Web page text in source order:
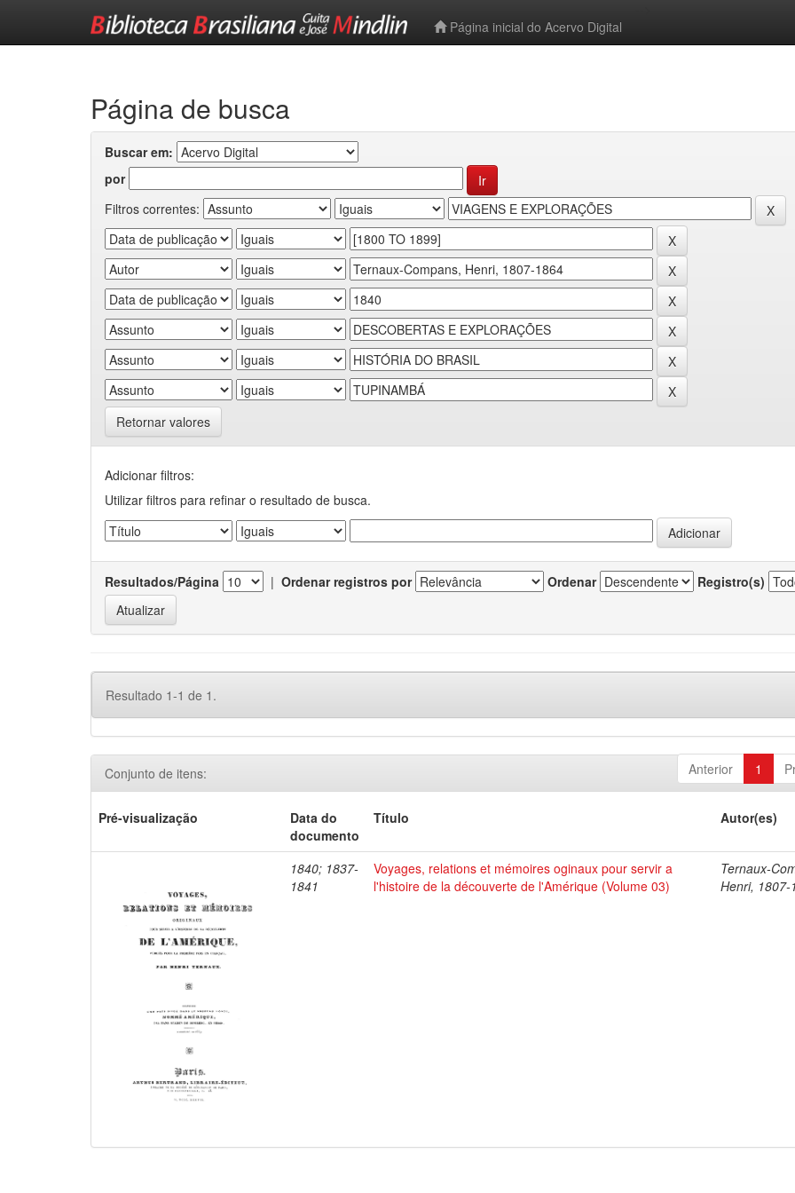
Página inicial do Acervo Digital
Página de busca
Buscar em:
por
Filtros correntes:
Retornar valores
Adicionar filtros:
Utilizar filtros para refinar o resultado de busca.
Resultados/Página | Ordenar registros por Ordenar Registro(s)
Resultado 1-1 de 1.
Anterior 1
Conjunto de itens:
Pré-visualização
Data do
documento
Título Autor(es)
1840; 1837-
1841
Voyages, relations et mémoires oginaux pour servir a
l'histoire de la découverte de l'Amérique (Volume 03)
Ternaux-
Henri, 1807-